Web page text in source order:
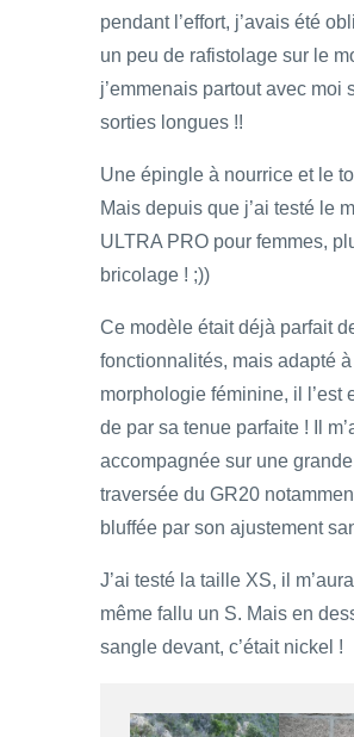
pendant l’effort, j’avais été
un peu de rafistolage sur le
j’emmenais partout avec moi
sorties longues !!
Une épingle à nourrice et le
Mais depuis que j’ai testé le
ULTRA PRO pour femmes,
bricolage ! ;))
Ce modèle était déjà parfait
fonctionnalités, mais adapté
morphologie féminine, il l’est
de par sa tenue parfaite ! Il
accompagnée sur une
traversée du GR20
bluffée par son ajustement
J’ai testé la taille XS, il
même fallu un S. Mais en
sangle devant, c’était nickel !